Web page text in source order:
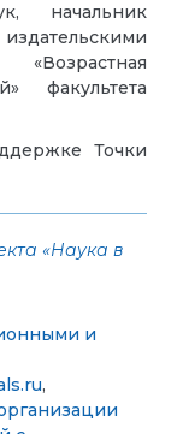
начальник
факультета
Точки
«Наука в
и
,